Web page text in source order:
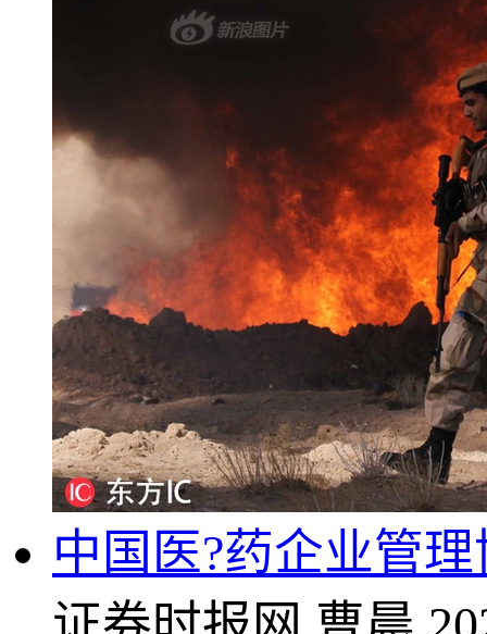
中国医?药企业管